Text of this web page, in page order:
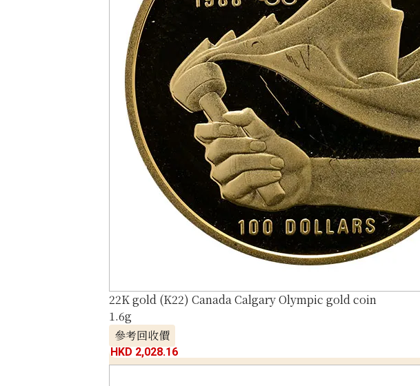
22K gold (K22) Canada Calgary Olympic gold coin
1.6g
參考回收價
HKD 2,028.16